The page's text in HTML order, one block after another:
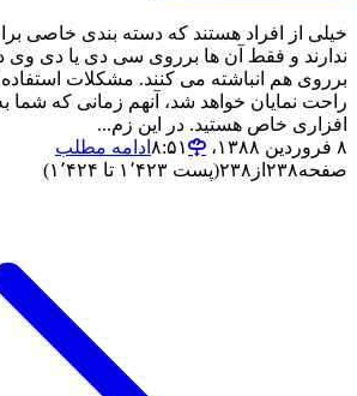
خیلی از افراد هستند که دسته بندی خاصی
ندارند و فقط آن ها برروی سی دی یا دی وی
برروی هم انباشته می کنند. مشکلات
راحت نمایان خواهد شد، آنهم زمانی که شما
افزاری خاص هستید. در این زم...
۸ فروردین ۱۳۸۸،‏ ۸:۵۱
ادامه مطلب
صفحه۲۳۸ از ۲۳۸(پست ۱٬۴۲۳ تا ۱٬۴۲۴)